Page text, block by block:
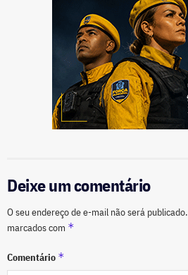
Deixe um comentário
O seu endereço de e-mail não será publicado.
marcados com *
Comentário *